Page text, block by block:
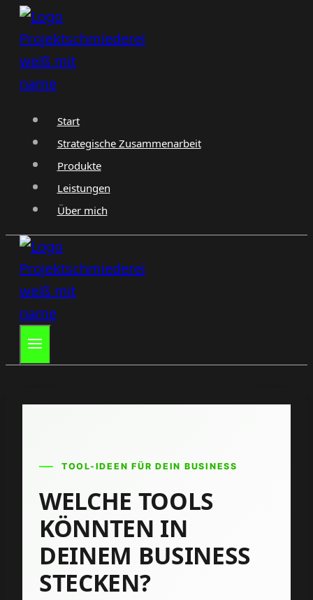
Zum
Inhalt
springen
Start
Strategische Zusammenarbeit
Produkte
Leistungen
Über mich
TOOL-IDEEN FÜR DEIN BUSINESS
WELCHE TOOLS
KÖNNTEN IN
DEINEM BUSINESS
STECKEN?